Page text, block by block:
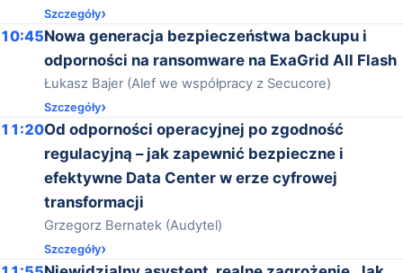
Szczegóły
10:45Nowa generacja bezpieczeństwa backupu i
odporności na ransomware na ExaGrid All Flash
Łukasz Bajer (Alef we współpracy z Secucore)
Szczegóły
11:20Od odporności operacyjnej po zgodność
regulacyjną – jak zapewnić bezpieczne i
efektywne Data Center w erze cyfrowej
transformacji
Grzegorz Bernatek (Audytel)
Szczegóły